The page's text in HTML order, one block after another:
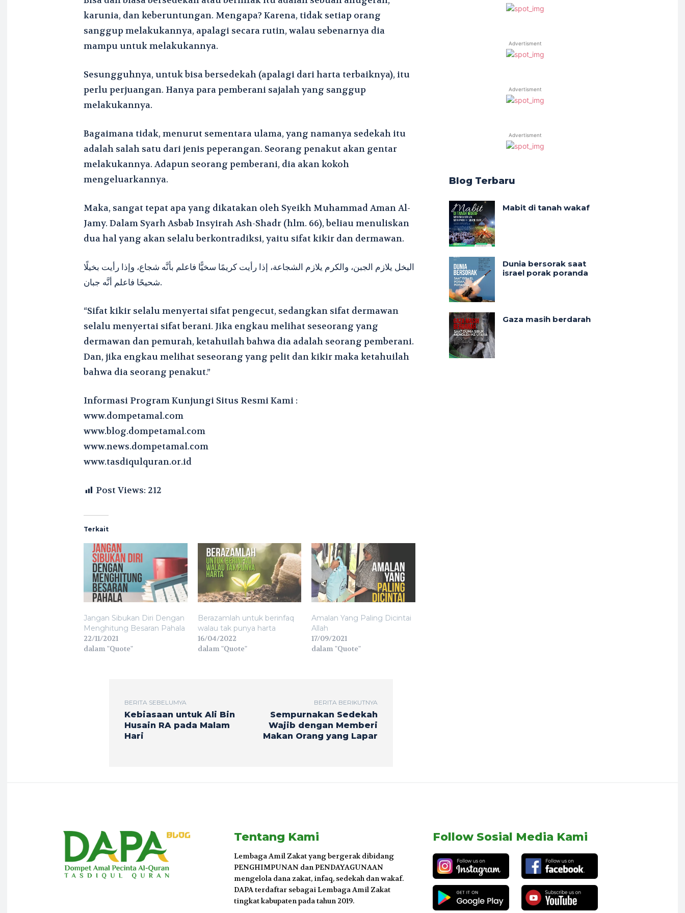
karunia, dan keberuntungan. Mengapa? Karena, tidak setiap orang
sanggup melakukannya, apalagi secara rutin, walau sebenarnya dia
mampu untuk melakukannya.
Sesungguhnya, untuk bisa bersedekah (apalagi dari harta terbaiknya), itu
perlu perjuangan. Hanya para pemberani sajalah yang sanggup
melakukannya.
Bagaimana tidak, menurut sementara ulama, yang namanya sedekah itu
adalah salah satu dari jenis peperangan. Seorang penakut akan gentar
melakukannya. Adapun seorang pemberani, dia akan kokoh
mengeluarkannya.
Maka, sangat tepat apa yang dikatakan oleh Syeikh Muhammad Aman Al-
Jamy. Dalam Syarh Asbab Insyirah Ash-Shadr (hlm. 66), beliau menuliskan
dua hal yang akan selalu berkontradiksi, yaitu sifat kikir dan dermawan.
البخل يلازم الجبن، والكرم يلازم الشجاعة، إذا رأيت كريمًا سخيًّا فاعلم بأنَّه شجاع، وإذا رأيت بخيلًا
شحيحًا فاعلم أنَّه جبان.
“Sifat kikir selalu menyertai sifat pengecut, sedangkan sifat dermawan
selalu menyertai sifat berani. Jika engkau melihat seseorang yang
dermawan dan pemurah, ketahuilah bahwa dia adalah seorang pemberani.
Dan, jika engkau melihat seseorang yang pelit dan kikir maka ketahuilah
bahwa dia seorang penakut.”
Informasi Program Kunjungi Situs Resmi Kami :
www.dompetamal.com
www.blog.dompetamal.com
www.news.dompetamal.com
www.tasdiqulquran.or.id
Post Views: 212
Terkait
Jangan Sibukan Diri Dengan
Menghitung Besaran Pahala
22/11/2021
dalam "Quote"
Berazamlah untuk berinfaq
walau tak punya harta
16/04/2022
dalam "Quote"
Amalan Yang Paling Dicintai
Allah
17/09/2021
dalam "Quote"
BERITA SEBELUMYA
Kebiasaan untuk Ali Bin
Husain RA pada Malam
Hari
BERITA BERIKUTNYA
Sempurnakan Sedekah
Wajib dengan Memberi
Makan Orang yang Lapar
Advertisment
Advertisment
Advertisment
Blog Terbaru
Mabit di tanah wakaf
Dunia bersorak saat
israel porak poranda
Gaza masih berdarah
Tentang Kami
Lembaga Amil Zakat yang bergerak dibidang
PENGHIMPUNAN dan PENDAYAGUNAAN
mengelola dana zakat, infaq, sedekah dan wakaf.
DAPA terdaftar sebagai Lembaga Amil Zakat
tingkat kabupaten pada tahun 2019.
Follow Sosial Media Kami